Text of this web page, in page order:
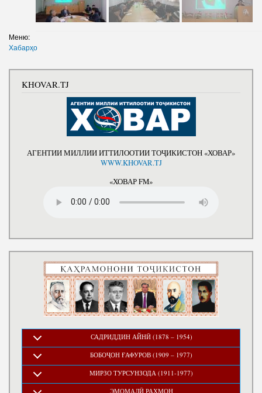
Меню:
Хабарҳо
KHOVAR.TJ
АГЕНТИИ МИЛЛИИ ИТТИЛООТИИ ТОҶИКИСТОН «ХОВАР»
WWW.KHOVAR.TJ
«ХОВАР FM»
САДРИДДИН АЙНӢ (1878 – 1954)
БОБОҶОН ҒАФУРОВ (1909 – 1977)
МИРЗО ТУРСУНЗОДА (1911-1977)
ЭМОМАЛӢ РАҲМОН